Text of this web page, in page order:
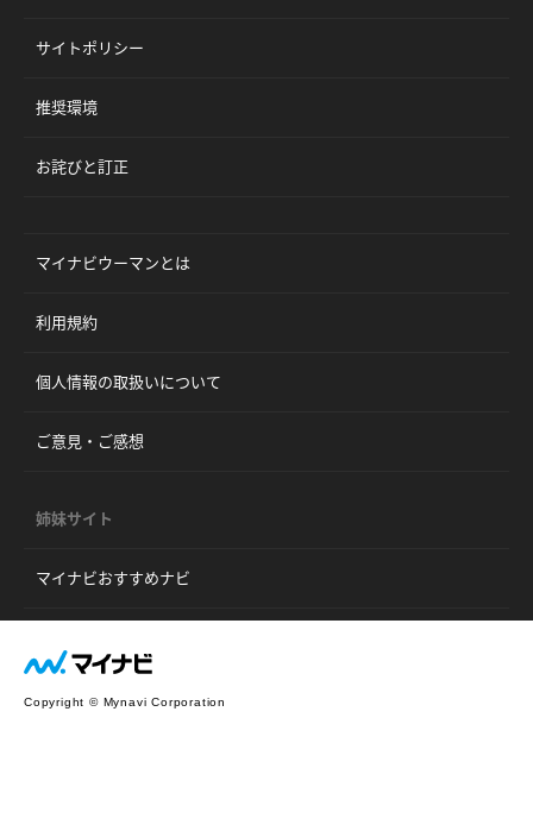
サイトポリシー
推奨環境
お詫びと訂正
マイナビウーマンとは
利用規約
個人情報の取扱いについて
ご意見・ご感想
姉妹サイト
マイナビおすすめナビ
Copyright © Mynavi Corporation